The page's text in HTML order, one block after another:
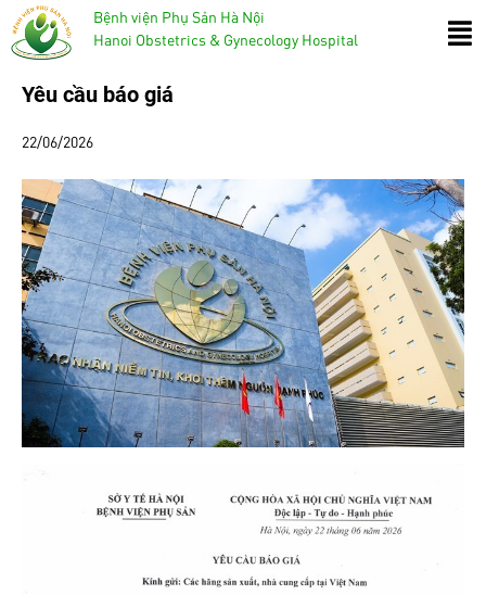
Bệnh viện Phụ Sản Hà Nội
Hanoi Obstetrics & Gynecology Hospital
Yêu cầu báo giá
22/06/2026